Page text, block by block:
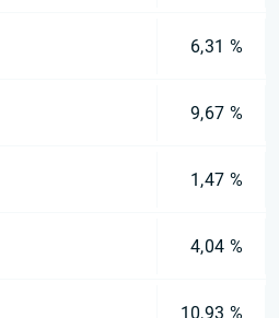
6,31 %
9,67 %
1,47 %
4,04 %
10,93 %